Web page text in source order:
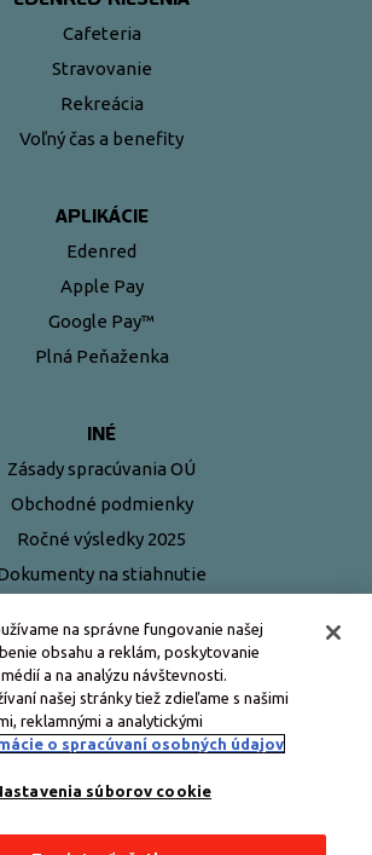
Cafeteria
Stravovanie
Rekreácia
Voľný čas a benefity
APLIKÁCIE
Edenred
Apple Pay
Google Pay™
Plná Peňaženka
INÉ
Zásady spracúvania OÚ
Obchodné podmienky
Ročné výsledky 2025
na stiahnutie
na správne fungovanie našej
obsahu a reklám, poskytovanie
a na analýzu návštevnosti.
našej stránky tiež zdieľame s našimi
reklamnými a analytickými
o spracúvaní osobných údajov
súborov cookie